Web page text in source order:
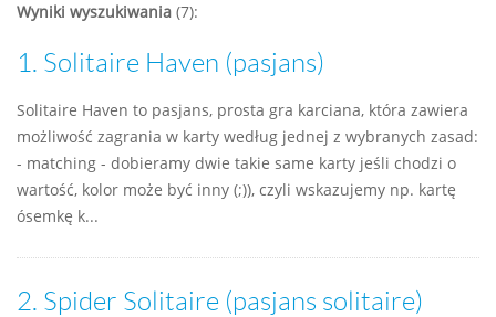
Wyniki wyszukiwania (7):
1. Solitaire Haven (pasjans)
Solitaire Haven to pasjans, prosta gra karciana, która zawiera
możliwość zagrania w karty według jednej z wybranych zasad:
- matching - dobieramy dwie takie same karty jeśli chodzi o
wartość, kolor może być inny (;)), czyli wskazujemy np. kartę
ósemkę k...
2. Spider Solitaire (pasjans solitaire)